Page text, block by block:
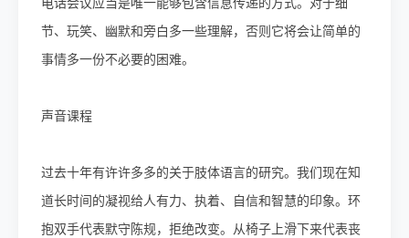
节、玩笑、幽默和旁白多一些理解，否则它将会让简单的
事情多一份不必要的困难。
声音课程
过去十年有许许多多的关于肢体语言的研究。我们现在知
道长时间的凝视给人有力、执着、自信和智慧的印象。环
抱双手代表默守陈规，拒绝改变。从椅子上滑下来代表丧